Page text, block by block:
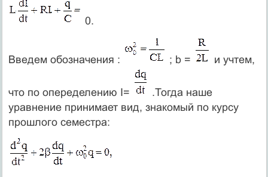
0.
Введем обозначения : ; b = и учтем,
что по опеределению I=
.Тогда наше
уравнение принимает вид, знакомый по курсу
прошлого семестра: